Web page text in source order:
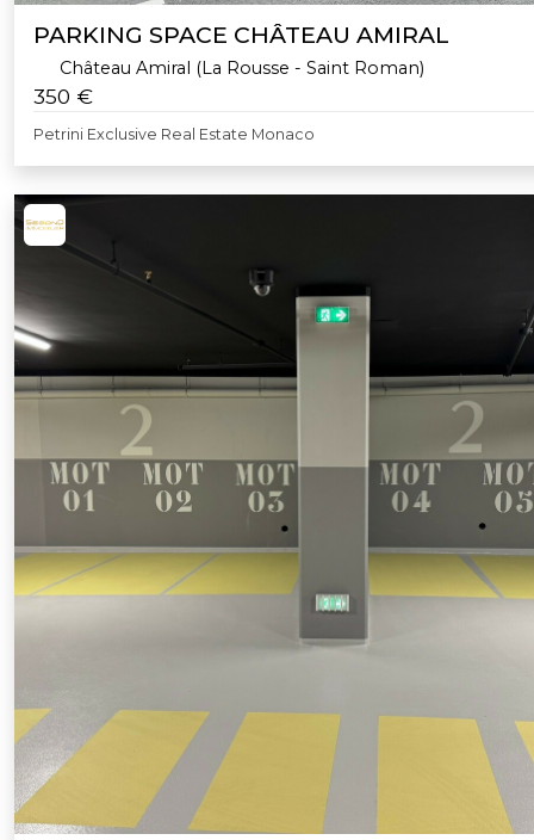
PARKING SPACE CHÂTEAU AMIRAL
Château Amiral (La Rousse - Saint Roman)
350 €
Petrini Exclusive Real Estate Monaco